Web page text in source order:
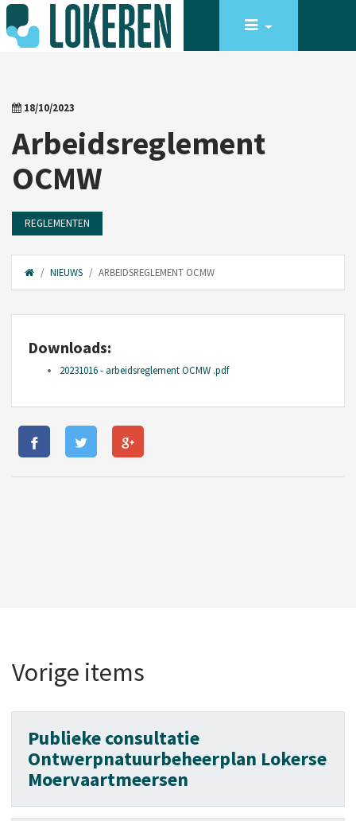
18/10/2023
Arbeidsreglement
OCMW
REGLEMENTEN
NIEUWS ARBEIDSREGLEMENT OCMW
Downloads:
20231016 - arbeidsreglement OCMW .pdf
Vorige items
Publieke consultatie
Ontwerpnatuurbeheerplan Lokerse
Moervaartmeersen